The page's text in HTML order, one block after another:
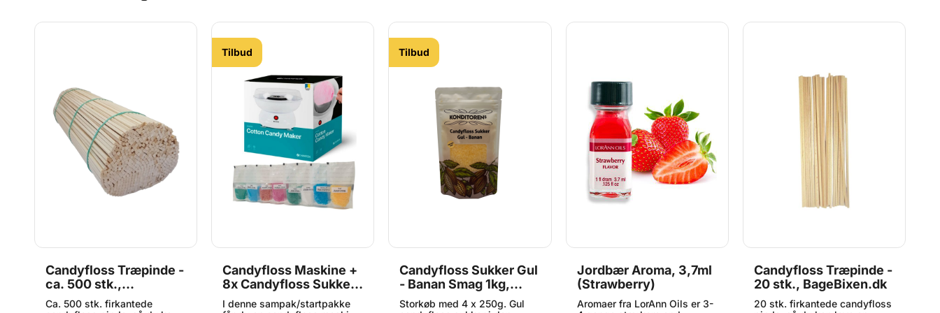
Candyfloss Træpinde -
ca. 500 stk.,
BageBixen.dk
Ca. 500 stk. firkantede
Tilbud
Candyfloss Maskine +
8x Candyfloss Sukker,
Champion
I denne sampak/startpakke
Tilbud
Candyfloss Sukker Gul
- Banan Smag 1kg,
Konditorens
Storkøb med 4 x 250g. Gul
Jordbær Aroma, 3,7ml
(Strawberry)
Aromaer fra LorAnn Oils er 3-
Candyfloss Træpinde -
20 stk., BageBixen.dk
20 stk. firkantede candyfloss